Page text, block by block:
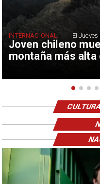
Joven chileno
montaña más alta
INTERNACIONAL El